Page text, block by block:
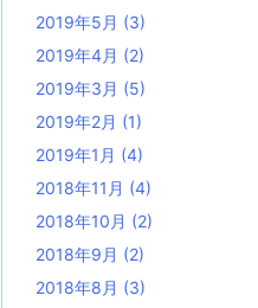
2019年5月 (3)
2019年4月 (2)
2019年3月 (5)
2019年2月 (1)
2019年1月 (4)
2018年11月 (4)
2018年10月 (2)
2018年9月 (2)
2018年8月 (3)